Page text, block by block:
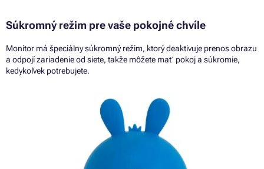
Súkromný režim pre vaše pokojné chvíle
Monitor má špeciálny súkromný režim, ktorý deaktivuje prenos obrazu
a odpojí zariadenie od siete, takže môžete mať pokoj a súkromie,
kedykoľvek potrebujete.